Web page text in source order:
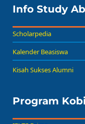
Info Study
Scholarpedia
Kalender Beasiswa
Kisah Sukses Alumni
Program Kobi